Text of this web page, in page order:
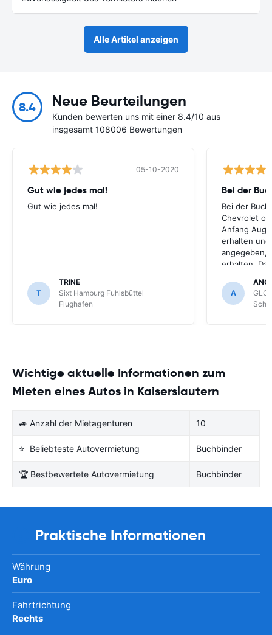
Alle Artikel anzeigen
8.4 Neue Beurteilungen
Kunden bewerten uns mit einer 8.4/10 aus
insgesamt 108006 Bewertungen
05-10-2020
Gut wie jedes mal!
Gut wie jedes mal!
T
TRINE
Sixt Hamburg Fuhlsbüttel
Flughafen
Bei der
Bei der
Chevrolet
Anfang
erhalten
angegeben,
erhalten.
optimal,
Schönefeld
A
Wichtige aktuelle Informationen zum
Mieten eines Autos in Kaiserslautern
🚙 Anzahl der Mietagenturen 10
⭐ Beliebteste Autovermietung Buchbinder
🏆 Bestbewertete Autovermietung Buchbinder
Praktische Informationen
Währung
Euro
Fahrtrichtung
Rechts